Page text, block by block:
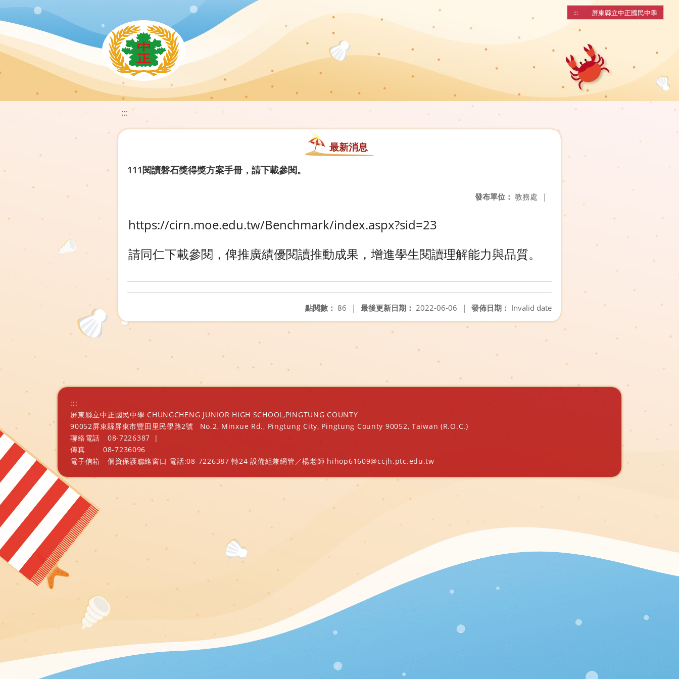
::: 屏東縣立中正國民中學
:::
最新消息
111閱讀磐石獎得獎方案手冊，請下載參閱。
發布單位： 教務處 |
https://cirn.moe.edu.tw/Benchmark/index.aspx?sid=23
請同仁下載參閱，俾推廣績優閱讀推動成果，增進學生閱讀理解能力與品質。
發佈日期： Invalid date
最後更新日期： 2022-06-06 |
點閱數： 86 |
:::
屏東縣立中正國民中學 CHUNGCHENG JUNIOR HIGH SCHOOL,PINGTUNG COUNTY
90052屏東縣屏東市豐田里民學路2號
No.2, Minxue Rd., Pingtung City, Pingtung County 90052, Taiwan (R.O.C.)
聯絡電話
08-7226387
|
傳真
08-7236096
電子信箱
個資保護聯絡窗口 電話:08-7226387 轉24 設備組兼網管／楊老師 hihop61609@ccjh.ptc.edu.tw